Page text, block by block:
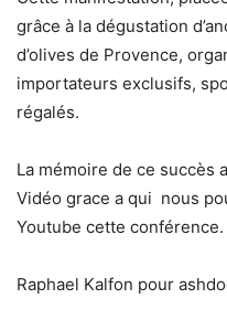
grâce à la dégustation
d’olives de Provence,
importateurs exclusifs,
régalés.
La mémoire de ce succès
Vidéo grace a qui nous
Youtube cette conférence.
Raphael Kalfon pour